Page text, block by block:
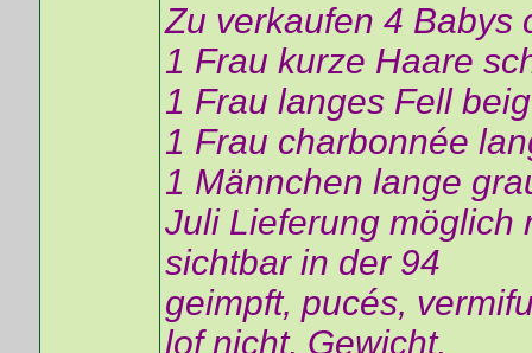
Zu verkaufen 4 Babys
1 Frau kurze Haare
1 Frau langes Fell
1 Frau charbonnée
1 Männchen lange
Juli Lieferung möglich
sichtbar in der 94
geimpft, pucés,
lof nicht, Gewicht,